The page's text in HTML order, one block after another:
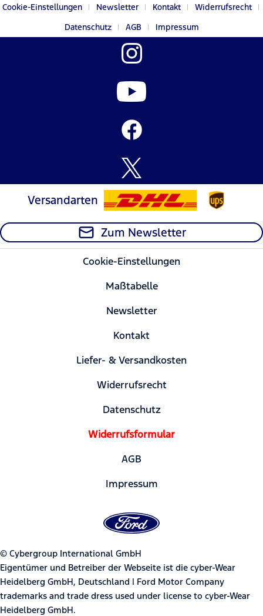
Cookie-Einstellungen Newsletter Kontakt
Widerrufsrecht
Datenschutz
AGB Impressum
Versandarten
Zum Newsletter
Cookie-Einstellungen
Maßtabelle
Newsletter
Kontakt
Liefer- & Versandkosten
Widerrufsrecht
Datenschutz
Widerrufsformular
AGB
Impressum
© Cybergroup International GmbH
Eigentümer und Betreiber der Webseite ist die cyber-Wear
Heidelberg GmbH, Deutschland | Ford Motor Company
trademarks and trade dress used under license to cyber-Wear
Heidelberg GmbH.